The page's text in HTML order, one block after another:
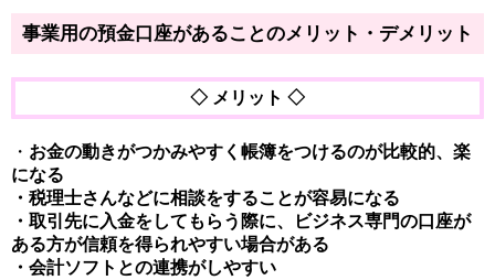
事業用の預金口座があることのメリット・デメリット
◇ メリット ◇
・ お金の動きがつかみやすく帳簿をつけるのが比較的、楽
になる
・税理士さんなどに相談をすることが容易になる
・取引先に入金をしてもらう際に、ビジネス専門の口座が
ある方が信頼を得られやすい場合がある
・会計ソフトとの連携がしやすい